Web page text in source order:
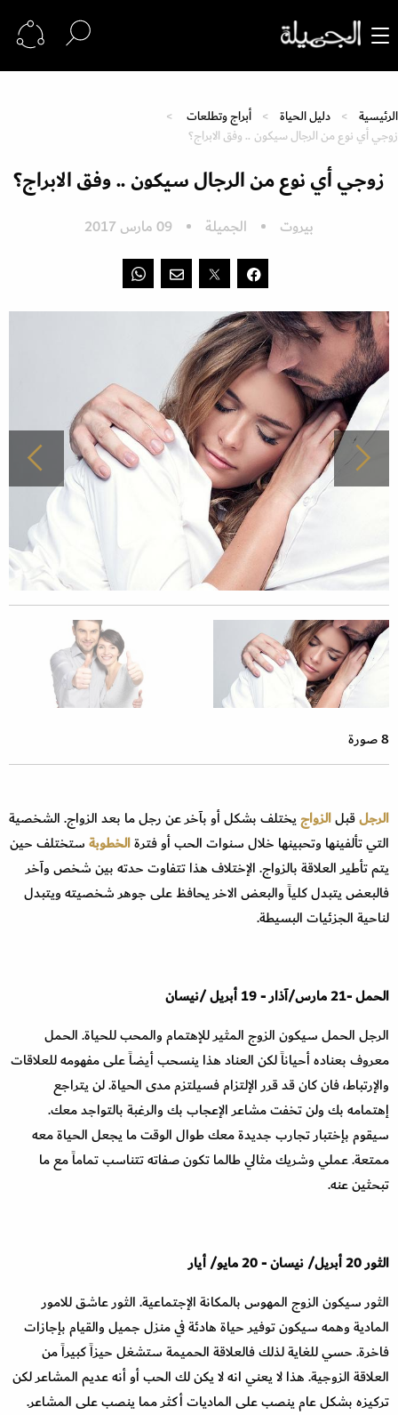
الرئيسية دليل الحياة
أبراج وتطلعات
زوجي أي نوع من الرجال سيكون .. وفق الابراج؟
زوجي أي نوع من الرجال سيكون .. وفق الابراج؟
بيروت الجميلة 09 مارس 2017
8 صورة
الرجلقبلالزواجيختلف بشكل أو بآخر عن رجل ما بعد الزواج. الشخصية
التي تألفينها وتحبينها خلال سنوات الحب أو فترةالخطوبةستختلف حين
يتم تأطير العلاقة بالزواج. الإختلاف هذا تتفاوت حدته بين شخص وآخر
فالبعض يتبدل كلياً والبعض الاخر يحافظ على جوهر شخصيته ويتبدل
لناحية الجزئيات البسيطة.
الحمل-21 مارس/آذار- 19 أبريل/نيسان
الرجل الحمل سيكون الزوج المثير للإهتمام والمحب للحياة. الحمل
معروف بعناده أحياناً لكن العناد هذا ينسحب أيضاً على مفهومه للعلاقات
والإرتباط، فان كان قد قرر الإلتزام فسيلتزم مدى الحياة. لن يتراجع
إهتمامه بك ولن تخفت مشاعر الإعجاب بك والرغبة بالتواجد معك.
سيقوم بإختبار تجارب جديدة معك طوال الوقت ما يجعل الحياة معه
ممتعة. عملي وشريك مثالي طالما تكون صفاته تتناسب تماماً مع ما
تبحثين عنه.
الثور20أبريل/نيسان-
20مايو/أيار
الثور سيكون الزوج المهوس بالمكانة الإجتماعية. الثور عاشق للامور
المادية وهمه سيكون توفير حياة هادئة في منزل جميل والقيام بإجازات
فاخرة. حسي للغاية لذلك فالعلاقة الحميمة ستشغل حيزاً كبيراً من
العلاقة الزوجية. هذا لا يعني انه لا يكن لك الحب أو أنه عديم المشاعر لكن
تركيزه بشكل عام ينصب على الماديات أكثر مما ينصب على المشاعر.